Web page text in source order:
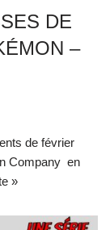
DE
–
de février
Company en
»